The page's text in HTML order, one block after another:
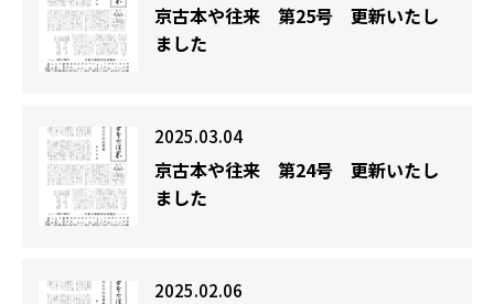
京古本や往来 第25号 更新いたし
ました
2025.03.04
京古本や往来 第24号 更新いたし
ました
2025.02.06